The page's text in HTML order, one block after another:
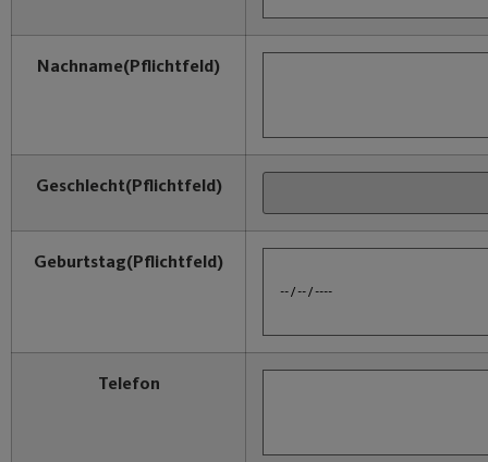
Nachname(Pflichtfeld)
Geschlecht(Pflichtfeld)
Geburtstag(Pflichtfeld)
Telefon